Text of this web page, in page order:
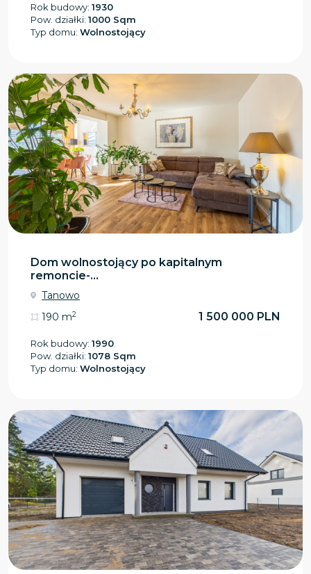
Rok budowy: 1930
Pow. działki: 1000 Sqm
Typ domu: Wolnostojący
Dom wolnostojący po kapitalnym
remoncie-...
Tanowo
190 m2 1 500 000 PLN
Rok budowy: 1990
Pow. działki: 1078 Sqm
Typ domu: Wolnostojący